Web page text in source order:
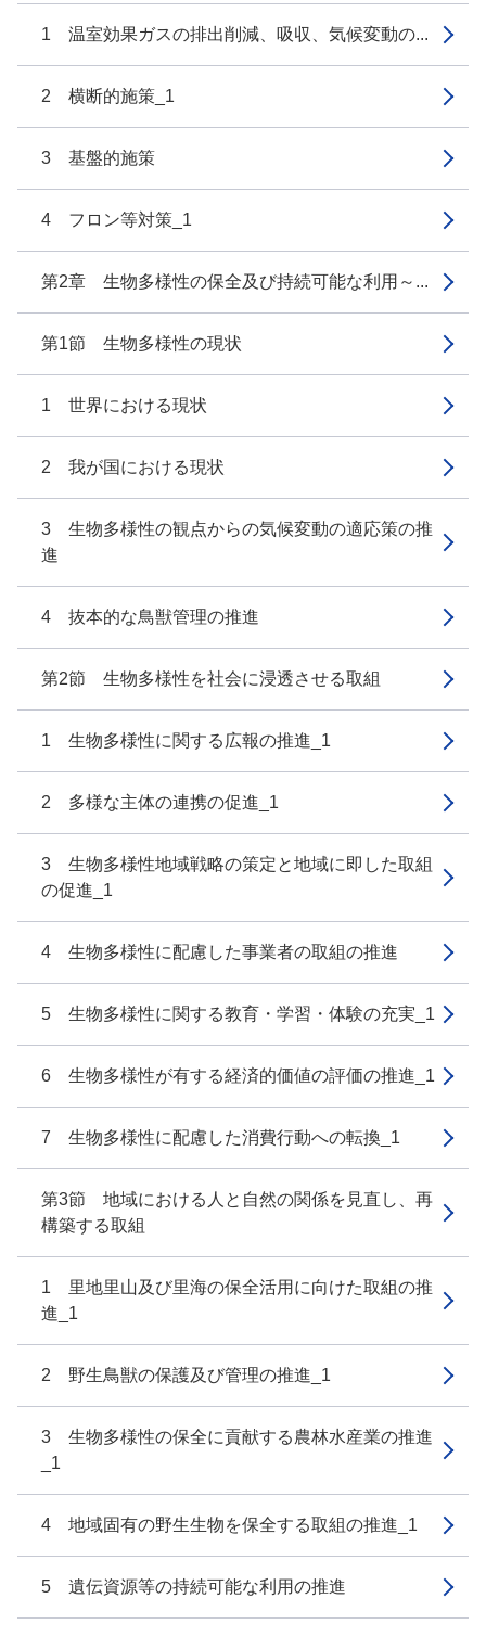
1 温室効果ガスの排出削減、吸収、気候変動の...
2 横断的施策_1
3 基盤的施策
4 フロン等対策_1
第2章 生物多様性の保全及び持続可能な利用～...
第1節 生物多様性の現状
1 世界における現状
2 我が国における現状
3 生物多様性の観点からの気候変動の適応策の推
進
4 抜本的な鳥獣管理の推進
第2節 生物多様性を社会に浸透させる取組
1 生物多様性に関する広報の推進_1
2 多様な主体の連携の促進_1
3 生物多様性地域戦略の策定と地域に即した取組
の促進_1
4 生物多様性に配慮した事業者の取組の推進
5 生物多様性に関する教育・学習・体験の充実_1
6 生物多様性が有する経済的価値の評価の推進_1
7 生物多様性に配慮した消費行動への転換_1
第3節 地域における人と自然の関係を見直し、再
構築する取組
1 里地里山及び里海の保全活用に向けた取組の推
進_1
2 野生鳥獣の保護及び管理の推進_1
3 生物多様性の保全に貢献する農林水産業の推進
_1
4 地域固有の野生生物を保全する取組の推進_1
5 遺伝資源等の持続可能な利用の推進